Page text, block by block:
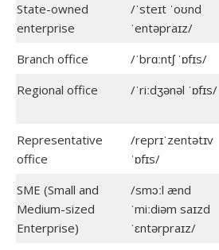
State-owned
enterprise
/ˈsteɪt ˈoʊnd
ˈentəpraɪz/
Branch office
/ˈbrɑːntʃ ˈɒfɪs/
Regional office
/ˈriːdʒənəl ˈɒfɪs/
Representative
office
/reprɪˈzentətɪv
ˈɒfɪs/
SME (Small and
Medium-sized
Enterprise)
/smɔːl ænd
ˈmiːdiəm saɪzd
ˈɛntərpraɪz/